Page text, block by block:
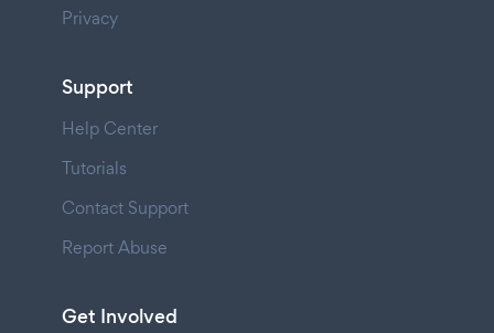
Privacy
Support
Help Center
Tutorials
Contact Support
Report Abuse
Get Involved